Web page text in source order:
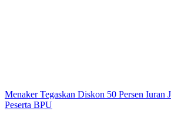
Menaker Tegaskan Diskon 50 Persen
Peserta BPU